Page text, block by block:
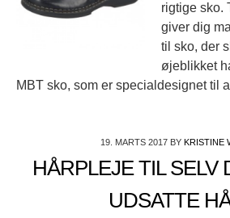
rigtige sko.
giver dig
til sko, der
øjeblikket
MBT sko, som er specialdesignet til
19. MARTS 2017 BY KRISTINE
HÅRPLEJE TIL SELV
UDSATTE